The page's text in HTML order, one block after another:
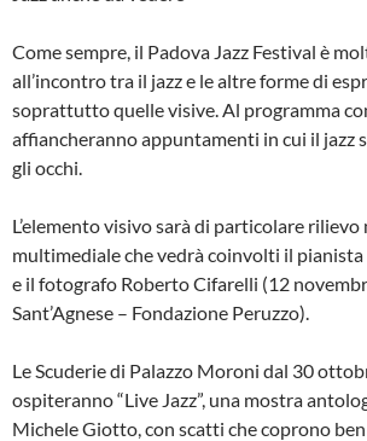
Come sempre, il Padova Jazz Festival è
all’incontro tra il jazz e le altre forme di
soprattutto quelle visive. Al programma
affiancheranno appuntamenti in cui il jazz
gli occhi.
L’elemento visivo sarà di particolare
multimediale che vedrà coinvolti il
e il fotografo Roberto Cifarelli (12
Sant’Agnese – Fondazione Peruzzo).
Le Scuderie di Palazzo Moroni dal 30
ospiteranno “Live Jazz”, una mostra
Michele Giotto, con scatti che coprono